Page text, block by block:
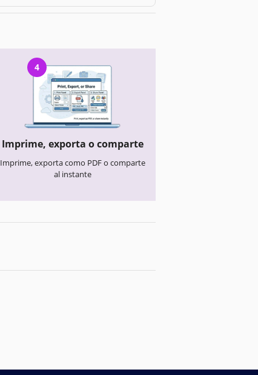
4
Imprime, exporta o comparte
Imprime, exporta como PDF o comparte
al instante